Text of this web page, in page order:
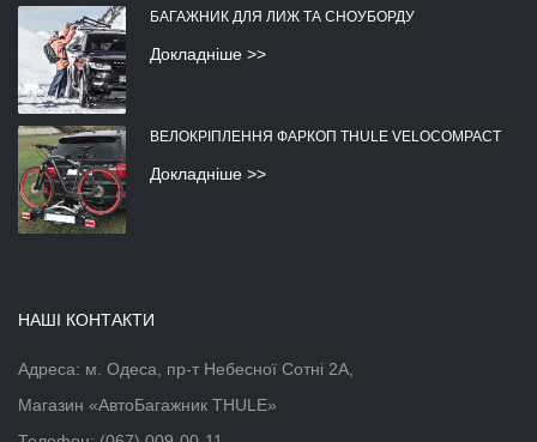
БАГАЖНИК ДЛЯ ЛИЖ ТА СНОУБОРДУ
Докладніше >>
ВЕЛОКРІПЛЕННЯ ФАРКОП THULE VELOCOMPACT
Докладніше >>
НАШІ КОНТАКТИ
Адреса: м. Одеса, пр-т Небесної Сотні 2А,
Магазин «АвтоБагажник THULE»